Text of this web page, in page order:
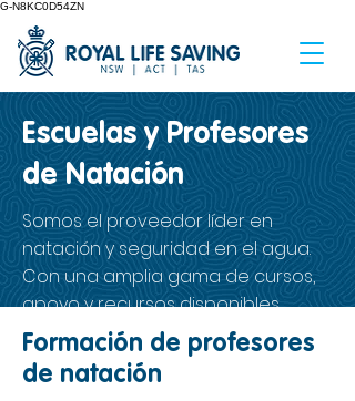
G-N8KC0D54ZN
Escuelas y Profesores
de Natación
Somos el proveedor líder en
natación y seguridad en el agua.
Con una amplia gama de cursos,
apoyo y recursos disponibles.
Formación de profesores
de natación